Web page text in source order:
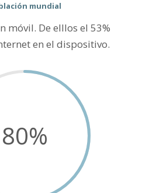
mundial
móvil. De elllos el 53%
en el dispositivo.
80%